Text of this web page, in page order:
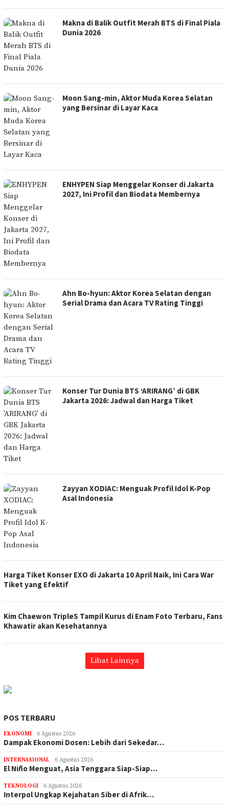
Makna di Balik Outfit Merah BTS di Final Piala
Dunia 2026
Moon Sang-min, Aktor Muda Korea Selatan
yang Bersinar di Layar Kaca
ENHYPEN Siap Menggelar Konser di Jakarta
2027, Ini Profil dan Biodata Membernya
Ahn Bo-hyun: Aktor Korea Selatan dengan
Serial Drama dan Acara TV Rating Tinggi
Konser Tur Dunia BTS ‘ARIRANG’ di GBK
Jakarta 2026: Jadwal dan Harga Tiket
Zayyan XODIAC: Menguak Profil Idol K-Pop
Asal Indonesia
Harga Tiket Konser EXO di Jakarta 10 April Naik, Ini Cara War
Tiket yang Efektif
Kim Chaewon TripleS Tampil Kurus di Enam Foto Terbaru, Fans
Khawatir akan Kesehatannya
Lihat Lainnya
POS TERBARU
EKONOMI 6 Agustus 2026
Dampak Ekonomi Dosen: Lebih dari Sekedar…
INTERNASIONAL 6 Agustus 2026
El Niño Menguat, Asia Tenggara Siap-Siap…
TEKNOLOGI 6 Agustus 2026
Interpol Ungkap Kejahatan Siber di Afrik…